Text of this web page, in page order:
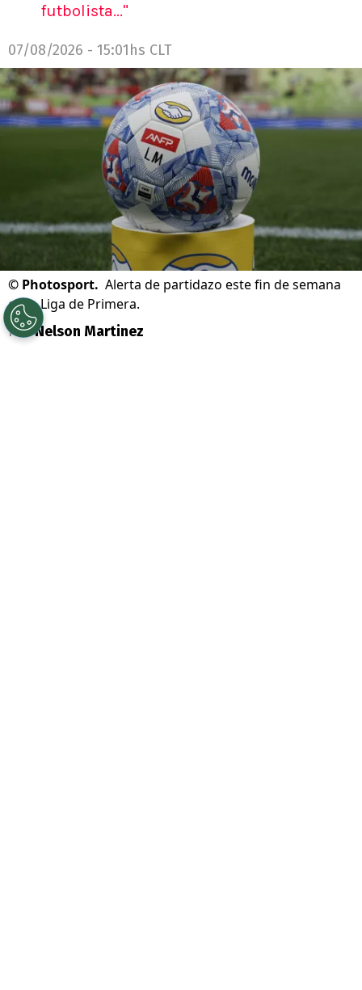
futbolista..."
07/08/2026 - 15:01hs CLT
© Photosport. Alerta de partidazo este fin de semana
en la Liga de Primera.
Por Nelson Martinez